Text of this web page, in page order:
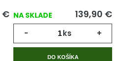
€ NA SKLADE 139,90 €
- ks +
DO KOŠÍKA